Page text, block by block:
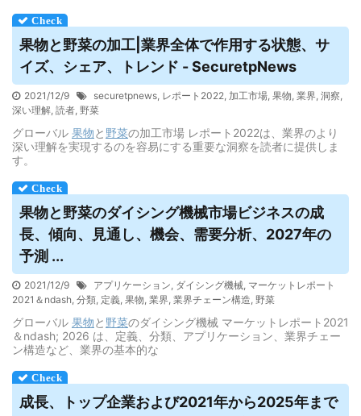
果物と野菜の加工|業界全体で作用する状態、サ
イズ、シェア、トレンド - SecuretpNews
2021/12/9 securetpnews, レポート2022, 加工市場, 果物, 業界, 洞察,
深い理解, 読者, 野菜
グローバル 果物と 野菜の加工市場 レポート2022は、業界のより
深い理解を実現するのを容易にする重要な洞察を読者に提供しま
す。
果物と野菜のダイシング機械市場ビジネスの成
長、傾向、見通し、機会、需要分析、2027年の
予測 ...
2021/12/9 アプリケーション, ダイシング機械, マーケットレポート
2021＆ndash, 分類, 定義, 果物, 業界, 業界チェーン構造, 野菜
グローバル 果物と 野菜のダイシング機械 マーケットレポート2021
＆ndash; 2026 は、定義、分類、アプリケーション、業界チェー
ン構造など、業界の基本的な
成長、トップ企業および2021年から2025年まで